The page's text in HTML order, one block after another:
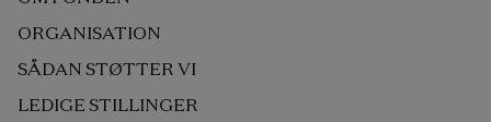
ORGANISATION
SÅDAN STØTTER VI
LEDIGE STILLINGER